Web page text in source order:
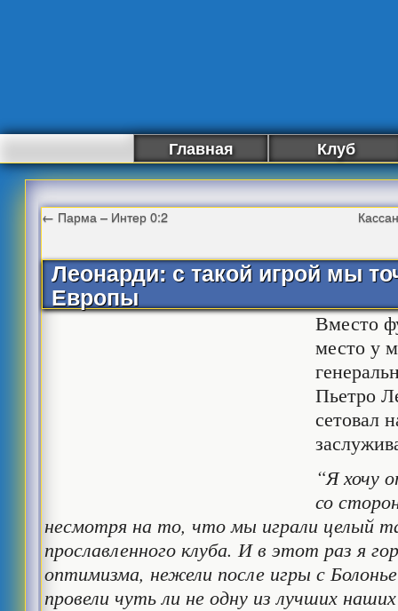
Главная Клуб
← Парма – Интер 0:2
Леонарди: с такой игрой мы
Европы
Вместо
место у
Пьетро
сетовал
“Я хочу
со
несмотря на то, что мы играли целый
прославленного клуба. И в этот раз я
оптимизма, нежели после игры с
провели чуть ли не одну из лучших